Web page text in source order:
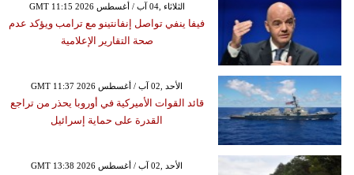
GMT 11:15 2026 الثلاثاء ,04 آب / أغسطس
فيفا ينفي تواصل إنفانتينو مع ترامب ويؤكد عدم
صحة التقارير الإعلامية
GMT 11:37 2026 الأحد ,02 آب / أغسطس
قائد القوات الأميركية في أوروبا يحذر من تراجع
القدرة على حماية إسرائيل
GMT 13:38 2026 الأحد ,02 آب / أغسطس